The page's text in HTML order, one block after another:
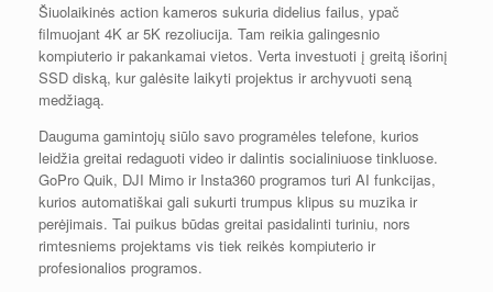
Šiuolaikinės action kameros sukuria didelius failus, ypač
filmuojant 4K ar 5K rezoliucija. Tam reikia galingesnio
kompiuterio ir pakankamai vietos. Verta investuoti į greitą išorinį
SSD diską, kur galėsite laikyti projektus ir archyvuoti seną
medžiagą.
Dauguma gamintojų siūlo savo programėles telefone, kurios
leidžia greitai redaguoti video ir dalintis socialiniuose tinkluose.
GoPro Quik, DJI Mimo ir Insta360 programos turi AI funkcijas,
kurios automatiškai gali sukurti trumpus klipus su muzika ir
perėjimais. Tai puikus būdas greitai pasidalinti turiniu, nors
rimtesniems projektams vis tiek reikės kompiuterio ir
profesionalios programos.